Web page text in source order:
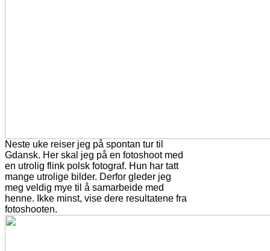
Neste uke reiser jeg på spontan tur til
Gdansk. Her skal jeg på en fotoshoot med
en utrolig flink polsk fotograf. Hun har tatt
mange utrolige bilder. Derfor gleder jeg
meg veldig mye til å samarbeide med
henne. Ikke minst, vise dere resultatene fra
fotoshooten.